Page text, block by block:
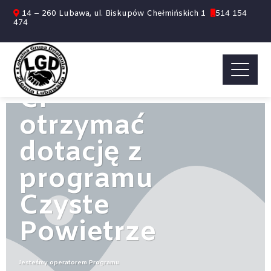
14 – 260 Lubawa, ul. Biskupów Chełmińskich 1
514 154
474
Pomożemy
Ci
otrzymać
dotację z
programu
Czyste
Powietrze
Jesteśmy operatorem Programu